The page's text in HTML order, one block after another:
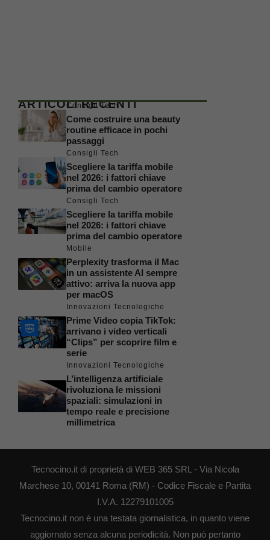
ARTICOLI RECENTI
Consigli Tech
Come costruire una beauty
routine efficace in pochi
passaggi
Consigli Tech
Scegliere la tariffa mobile
nel 2026: i fattori chiave
prima del cambio operatore
Consigli Tech
Scegliere la tariffa mobile
nel 2026: i fattori chiave
prima del cambio operatore
Mobile
Perplexity trasforma il Mac
in un assistente AI sempre
attivo: arriva la nuova app
per macOS
Innovazioni Tecnologiche
Prime Video copia TikTok:
arrivano i video verticali
“Clips” per scoprire film e
serie
Innovazioni Tecnologiche
L’intelligenza artificiale
rivoluziona le missioni
spaziali: simulazioni in
tempo reale e precisione
millimetrica
Tecnocino.it di proprietà di WEB 365 SRL - Via Nicola
Marchese 10, 00141 Roma (RM) - Codice Fiscale e Partita
I.V.A. 12279101005
Tecnocino.it non è una testata giornalistica, in quanto viene
aggiornato senza alcuna periodicità. Non può pertanto